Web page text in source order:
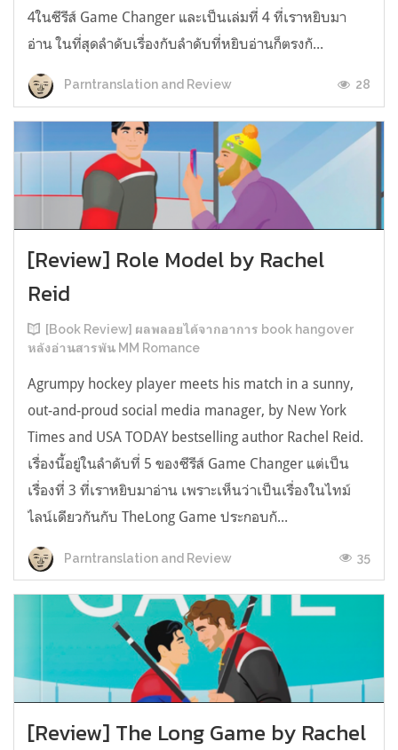
4ในซีรีส์ Game Changer และเป็นเล่มที่ 4 ที่เราหยิบมา
อ่าน ในที่สุดลำดับเรื่องกับลำดับที่หยิบอ่านก็ตรงกั...
Parntranslation and Review 28
[Review] Role Model by Rachel
Reid
[Book Review] ผลพลอยได้จากอาการ book hangover
หลังอ่านสารพัน MM Romance
Agrumpy hockey player meets his match in a sunny,
out-and-proud social media manager, by New York
Times and USA TODAY bestselling author Rachel Reid.
เรื่องนี้อยู่ในลำดับที่ 5 ของซีรีส์ Game Changer แต่เป็น
เรื่องที่ 3 ที่เราหยิบมาอ่าน เพราะเห็นว่าเป็นเรื่องในไทม์
ไลน์เดียวกันกับ TheLong Game ประกอบกั...
Parntranslation and Review 35
[Review] The Long Game by Rachel